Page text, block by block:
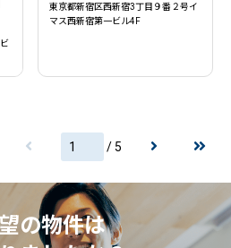
東京都新宿区西新宿3丁目９番２号イ
マス西新宿第一ビル4F
/ 5
の物件は